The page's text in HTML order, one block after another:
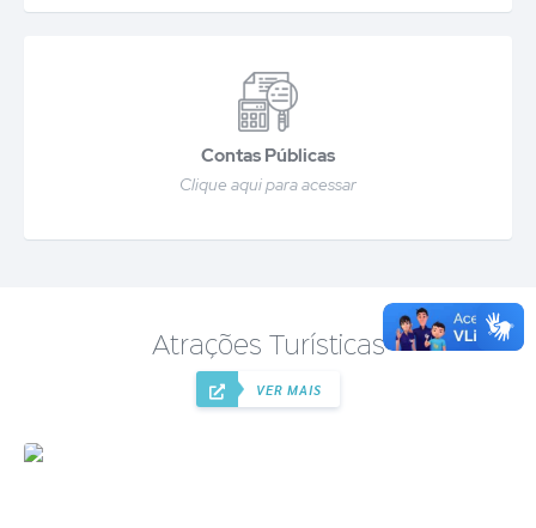
Contas Públicas
Clique aqui para acessar
Atrações Turísticas
VER MAIS